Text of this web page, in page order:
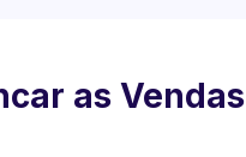
as Vendas